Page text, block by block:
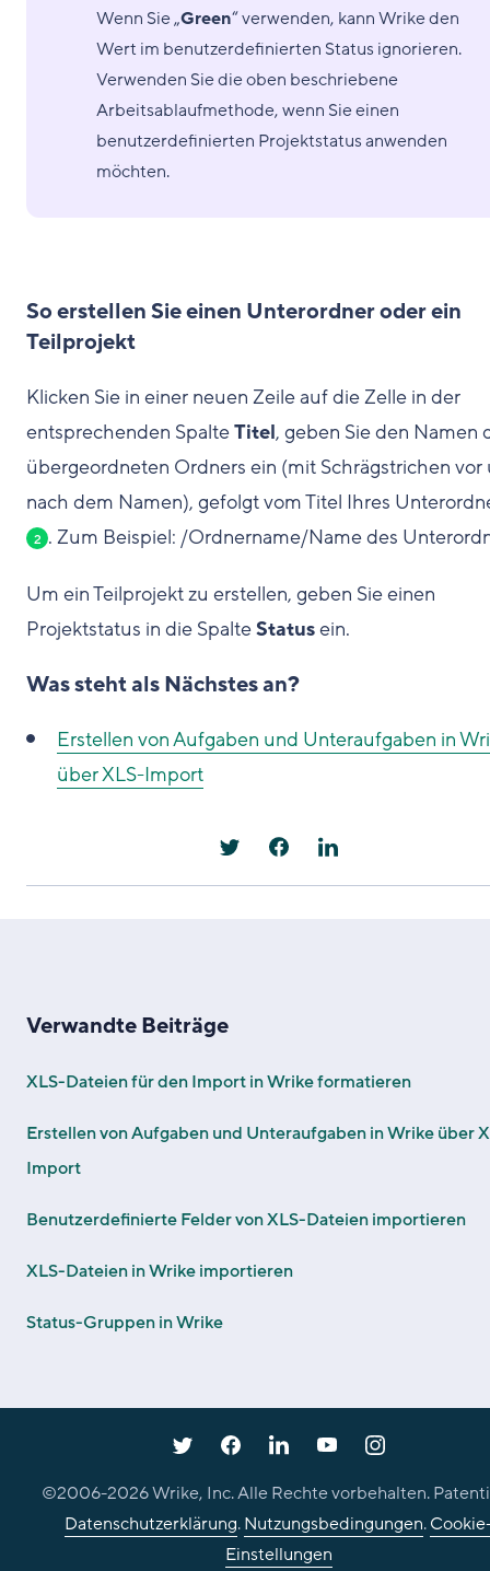
Wenn Sie „Green“ verwenden, kann Wrike den
Wert im benutzerdefinierten Status ignorieren.
Verwenden Sie die oben beschriebene
Arbeitsablaufmethode, wenn Sie einen
benutzerdefinierten Projektstatus anwenden
möchten.
So erstellen Sie einen Unterordner oder ein
Teilprojekt
Klicken Sie in einer neuen Zeile auf die Zelle in der
entsprechenden SpalteTitel, geben Sie den Namen
übergeordneten Ordners ein (mit Schrägstrichen vor
nach dem Namen), gefolgt vom Titel Ihres
2 . Zum Beispiel: /Ordnername/Name des
Um ein Teilprojekt zu erstellen, geben Sie einen
Projektstatus in die SpalteStatusein.
Was steht als Nächstes an?
Erstellen von Aufgaben und Unteraufgaben in
über XLS-Import
Verwandte Beiträge
XLS-Dateien für den Import in Wrike formatieren
Erstellen von Aufgaben und Unteraufgaben in Wrike über
Import
Benutzerdefinierte Felder von XLS-Dateien importieren
XLS-Dateien in Wrike importieren
Status-Gruppen in Wrike
©2006-2026Wrike, Inc. Alle Rechte vorbehalten.
Datenschutzerklärung.Nutzungsbedingungen.
Einstellungen